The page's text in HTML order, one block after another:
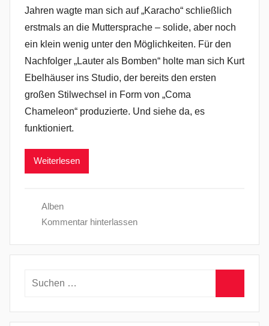
Jahren wagte man sich auf „Karacho“ schließlich
erstmals an die Muttersprache – solide, aber noch
ein klein wenig unter den Möglichkeiten. Für den
Nachfolger „Lauter als Bomben“ holte man sich Kurt
Ebelhäuser ins Studio, der bereits den ersten
großen Stilwechsel in Form von „Coma
Chameleon“ produzierte. Und siehe da, es
funktioniert.
Weiterlesen
Alben
Kommentar hinterlassen
Suchen